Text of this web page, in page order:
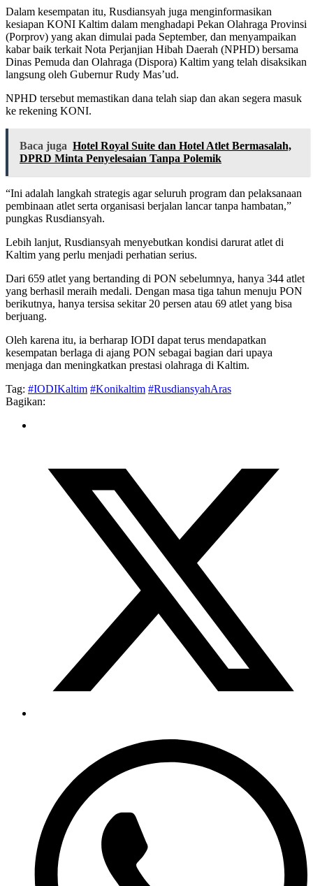
Dalam kesempatan itu, Rusdiansyah juga menginformasikan
kesiapan KONI Kaltim dalam menghadapi Pekan Olahraga Provinsi
(Porprov) yang akan dimulai pada September, dan menyampaikan
kabar baik terkait Nota Perjanjian Hibah Daerah (NPHD) bersama
Dinas Pemuda dan Olahraga (Dispora) Kaltim yang telah disaksikan
langsung oleh Gubernur Rudy Mas’ud.
NPHD tersebut memastikan dana telah siap dan akan segera masuk
ke rekening KONI.
Baca juga Hotel Royal Suite dan Hotel Atlet Bermasalah,
DPRD Minta Penyelesaian Tanpa Polemik
“Ini adalah langkah strategis agar seluruh program dan pelaksanaan
pembinaan atlet serta organisasi berjalan lancar tanpa hambatan,”
pungkas Rusdiansyah.
Lebih lanjut, Rusdiansyah menyebutkan kondisi darurat atlet di
Kaltim yang perlu menjadi perhatian serius.
Dari 659 atlet yang bertanding di PON sebelumnya, hanya 344 atlet
yang berhasil meraih medali. Dengan masa tiga tahun menuju PON
berikutnya, hanya tersisa sekitar 20 persen atau 69 atlet yang bisa
berjuang.
Oleh karena itu, ia berharap IODI dapat terus mendapatkan
kesempatan berlaga di ajang PON sebagai bagian dari upaya
menjaga dan meningkatkan prestasi olahraga di Kaltim.
Tag: #IODIKaltim #Konikaltim #RusdiansyahAras
Bagikan: